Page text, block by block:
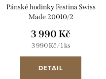
Pánské hodinky Festina Swiss
Made 20010/2
3 990 Kč
Měrná
cena:
3 990 Kč / 1 ks
DETAIL